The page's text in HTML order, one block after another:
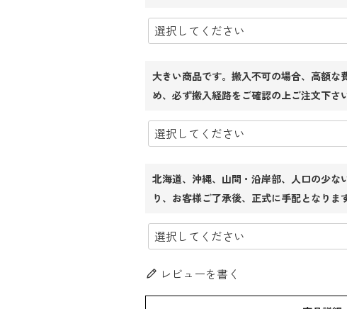
大きい商品です。搬入不可の場合、高額な
め、必ず搬入経路をご確認の上ご注文下さ
北海道、沖縄、山間・沿岸部、人口の少な
り、お客様ご了承後、正式に手配となりま
レビューを書く